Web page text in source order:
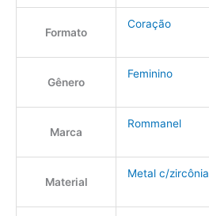
Formato
Coração
Gênero
Feminino
Marca
Rommanel
Material
Metal c/zircônia